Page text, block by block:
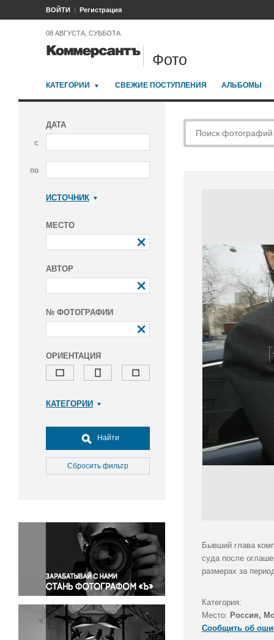
ВОЙТИ Регистрация
08 АВГУСТА, СУББОТА
Фото
КАТЕГОРИИ СВЕЖИЕ ПОСТУПЛЕНИЯ АЛЬБОМЫ
ДАТА
с
по
ИСТОЧНИК
МЕСТО
АВТОР
№ ФОТОГРАФИИ
ОРИЕНТАЦИЯ
КАТЕГОРИИ
Досуг, туризм и отдых
Культура
Медицина
Окружающая среда
Политика
Правосудие
Происшествия и конфликты
Религия
Светская жизнь
Спорт
Экология
Найти
Сбросить фильтр
Бывший глава
суда после
размерах за
Категория:
Место: Россия,
Сообщить об